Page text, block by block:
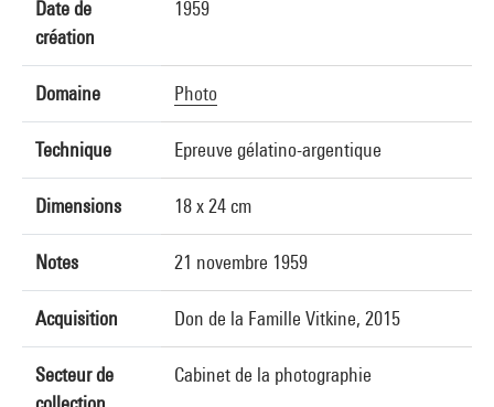
Date de
création
1959
Domaine Photo
Technique Epreuve gélatino-argentique
Dimensions 18 x 24 cm
Notes 21 novembre 1959
Acquisition Don de la Famille Vitkine, 2015
Secteur de
Cabinet de la photographie